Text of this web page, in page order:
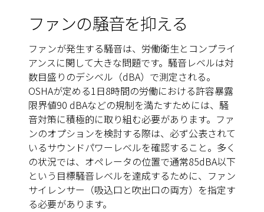
ファンの騒音を抑える
ファンが発生する騒音は、労働衛生とコンプライ
アンスに関して大きな問題です。騒音レベルは対
数目盛りのデシベル（dBA）で測定される。
OSHAが定める1日8時間の労働における許容暴露
限界値90 dBAなどの規制を満たすためには、騒
音対策に積極的に取り組む必要があります。ファ
ンのオプションを検討する際は、必ず公表されて
いるサウンドパワーレベルを確認すること。多く
の状況では、オペレータの位置で通常85dBA以下
という目標騒音レベルを達成するために、ファン
サイレンサー（吸込口と吹出口の両方）を指定す
る必要があります。